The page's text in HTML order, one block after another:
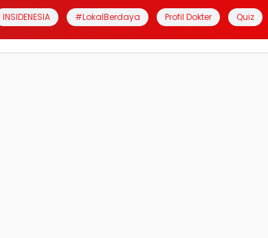
INSIDENESIA #LokalBerdaya Profil Dokter Quiz